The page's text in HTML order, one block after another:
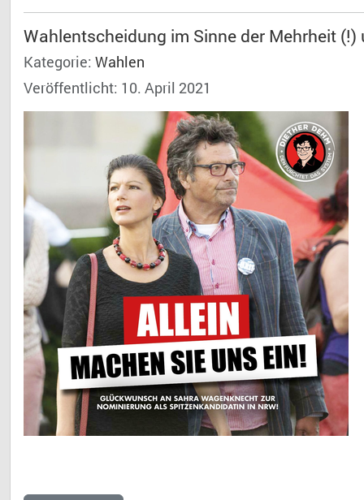
Wahlentscheidung im Sinne der Mehrheit
Kategorie: Wahlen
Veröffentlicht: 10. April 2021